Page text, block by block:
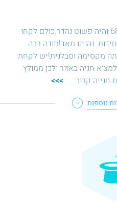
הגענו 7 ;מגיל 9 ועד 68 והיה פשוט נהדר.כולם לקחו
נהנינו מאד!תודה רבה
מקסימה וסבלנית!יש לקחת
חניה באזור ולכן ממולץ
חנייה קרוב...
>>>
נוספות